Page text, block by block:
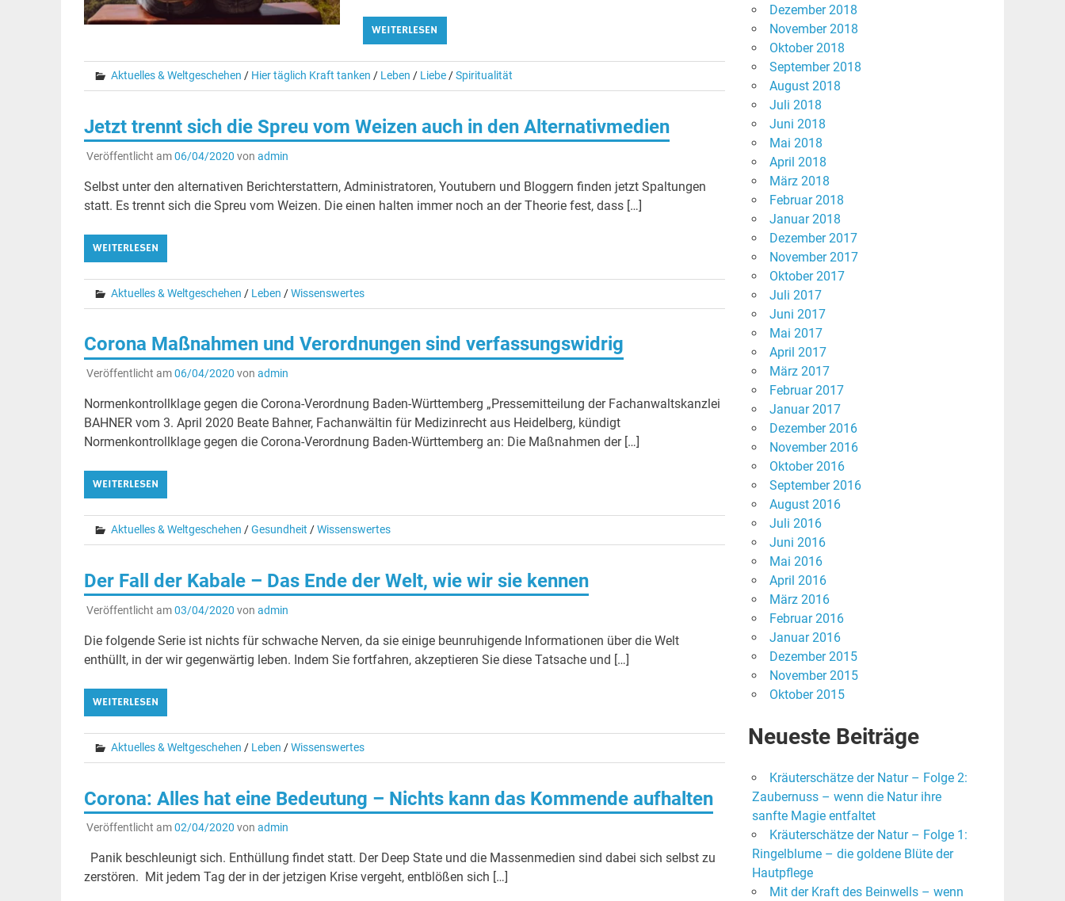
WEITERLESEN
Aktuelles & Weltgeschehen / Hier täglich Kraft tanken / Leben / Liebe/Spiritualität
Jetzt trennt sich die Spreu vom Weizen auch in den Alternativmedien
Veröffentlicht am06/04/2020 von admin
Selbst unter den alternativen Berichterstattern, Administratoren, Youtubern und Bloggern finden jetzt Spaltungen
statt. Es trennt sich die Spreu vom Weizen. Die einen halten immer noch an der Theorie fest, dass […]
WEITERLESEN
Aktuelles & Weltgeschehen / Leben /Wissenswertes
Corona Maßnahmen und Verordnungen sind verfassungswidrig
Veröffentlicht am06/04/2020 von admin
Normenkontrollklage gegen die Corona-Verordnung Baden-Württemberg „Pressemitteilung der Fachanwaltskanzlei
BAHNER vom 3. April 2020 Beate Bahner, Fachanwältin für Medizinrecht aus Heidelberg, kündigt
Normenkontrollklage gegen die Corona-Verordnung Baden-Württemberg an: Die Maßnahmen der […]
WEITERLESEN
Aktuelles & Weltgeschehen /Gesundheit /Wissenswertes
Der Fall der Kabale – Das Ende der Welt, wie wir sie kennen
Veröffentlicht am03/04/2020 von admin
Die folgende Serie ist nichts für schwache Nerven, da sie einige beunruhigende Informationen über die Welt
enthüllt, in der wir gegenwärtig leben. Indem Sie fortfahren, akzeptieren Sie diese Tatsache und […]
WEITERLESEN
Aktuelles & Weltgeschehen / Leben /Wissenswertes
Corona: Alles hat eine Bedeutung – Nichts kann das Kommende aufhalten
Veröffentlicht am02/04/2020 von admin
Panik beschleunigt sich. Enthüllung findet statt. Der Deep State und die Massenmedien sind dabei sich selbst zu
zerstören. Mit jedem Tag der in der jetzigen Krise vergeht, entblößen sich […]
Dezember 2018
November 2018
Oktober 2018
September 2018
August 2018
Juli 2018
Juni 2018
Mai 2018
April 2018
März 2018
Februar 2018
Januar 2018
Dezember 2017
November 2017
Oktober 2017
Juli 2017
Juni 2017
Mai 2017
April 2017
März 2017
Februar 2017
Januar 2017
Dezember 2016
November 2016
Oktober 2016
September 2016
August 2016
Juli 2016
Juni 2016
Mai 2016
April 2016
März 2016
Februar 2016
Januar 2016
Dezember 2015
November 2015
Oktober 2015
Neueste Beiträge
Kräuterschätze der Natur – Folge 2:
Zaubernuss – wenn die Natur ihre
sanfte Magie entfaltet
Kräuterschätze der Natur – Folge 1:
Ringelblume – die goldene Blüte der
Hautpflege
Mit der Kraft des Beinwells – wenn